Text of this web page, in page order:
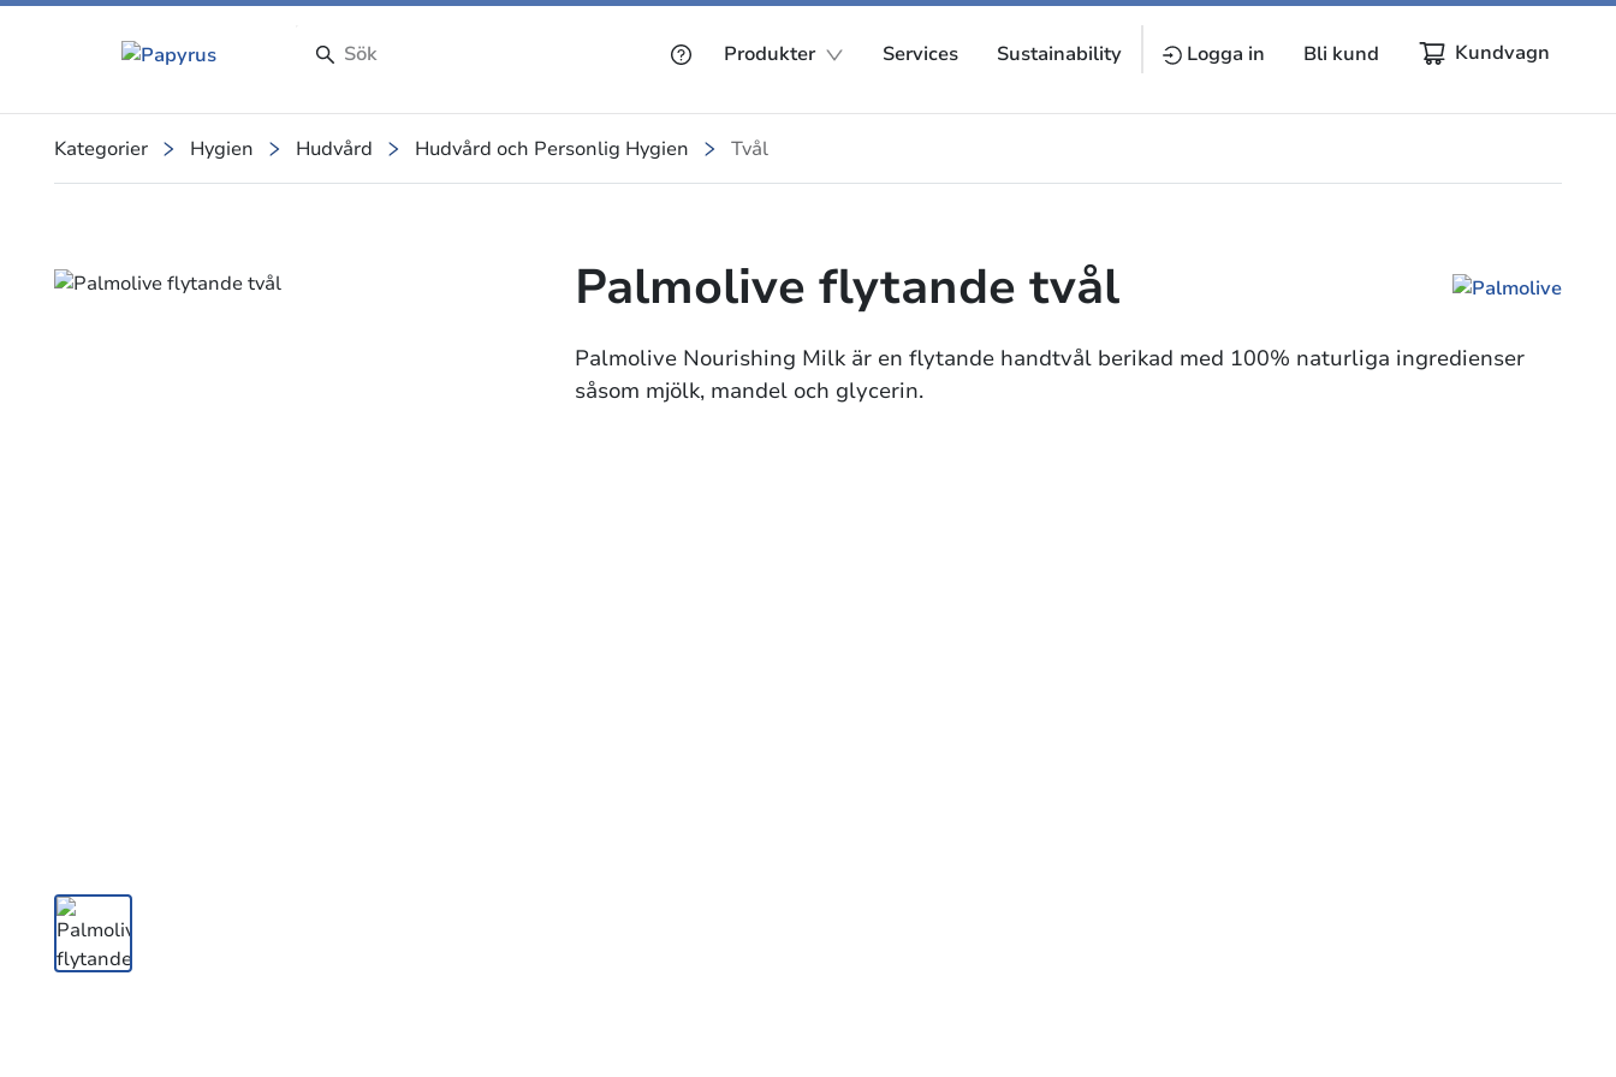
Produkter Services Sustainability Logga in Bli kund Kundvagn
Kategorier Hygien Hudvård Hudvård och Personlig Hygien Tvål
Slide 1 of 1 Palmolive flytande tvål
Palmolive Nourishing Milk är en flytande handtvål berikad med 100% naturliga ingredienser
såsom mjölk, mandel och glycerin.